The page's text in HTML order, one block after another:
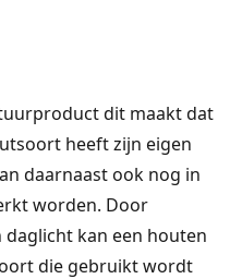
dit maakt dat
heeft zijn eigen
daarnaast ook nog in
worden. Door
kan een houten
die gebruikt wordt